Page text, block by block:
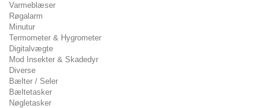
Varmeblæser
Røgalarm
Minutur
Termometer & Hygrometer
Digitalvægte
Mod Insekter & Skadedyr
Diverse
Bælter / Seler
Bæltetasker
Nøgletasker